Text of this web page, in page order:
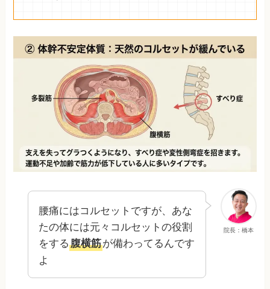
院長：橋本
腰痛にはコルセットですが、あな
たの体には元々コルセットの役割
をする腹横筋が備わってるんです
よ